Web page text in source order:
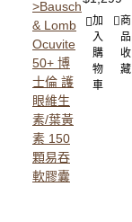
加
入
購
物
車
商
品
收
藏